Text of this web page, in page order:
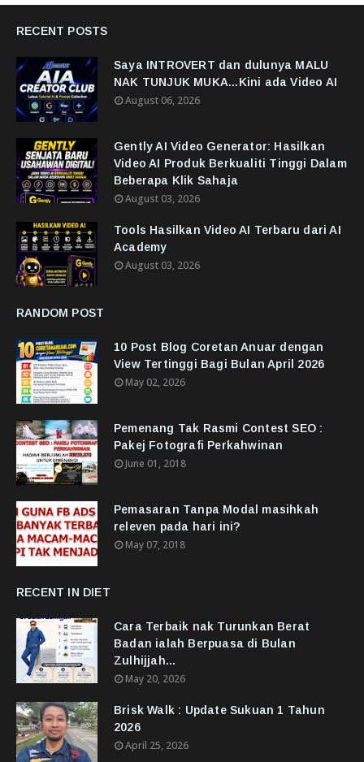
RECENT POSTS
Saya INTROVERT dan dulunya MALU
NAK TUNJUK MUKA...Kini ada Video AI
August 06, 2026
Gently AI Video Generator: Hasilkan
Video AI Produk Berkualiti Tinggi Dalam
Beberapa Klik Sahaja
August 03, 2026
Tools Hasilkan Video AI Terbaru dari AI
Academy
August 03, 2026
RANDOM POST
10 Post Blog Coretan Anuar dengan
View Tertinggi Bagi Bulan April 2026
May 02, 2026
Pemenang Tak Rasmi Contest SEO :
Pakej Fotografi Perkahwinan
June 01, 2018
Pemasaran Tanpa Modal masihkah
releven pada hari ini?
May 07, 2018
RECENT IN DIET
Cara Terbaik nak Turunkan Berat
Badan ialah Berpuasa di Bulan
Zulhijjah...
May 20, 2026
Brisk Walk : Update Sukuan 1 Tahun
2026
April 25, 2026